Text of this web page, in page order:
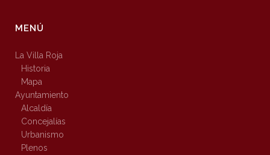
MENÚ
La Villa Roja
Historia
Mapa
Ayuntamiento
Alcaldía
Concejalías
Urbanismo
Plenos